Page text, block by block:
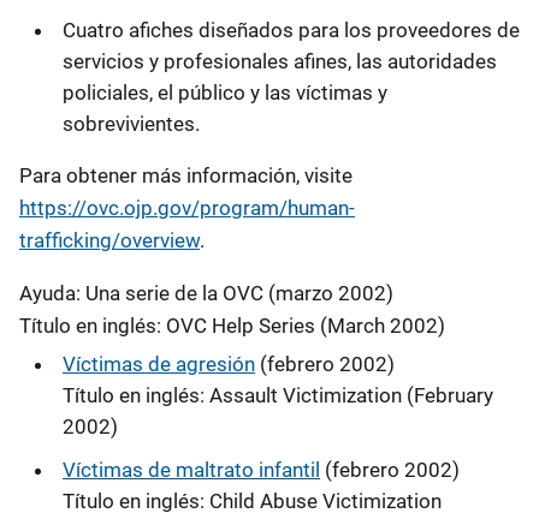
Cuatro afiches diseñados para los proveedores de
servicios y profesionales afines, las autoridades
policiales, el público y las víctimas y
sobrevivientes.
Para obtener más información, visite
https://ovc.ojp.gov/program/human-
trafficking/overview.
​​​​​Ayuda: Una serie de la OVC (marzo 2002)
Título en inglés: OVC Help Series (March 2002)
Víctimas de agresión (febrero 2002)
Título en inglés: Assault Victimization (February
2002)
Víctimas de maltrato infantil (febrero 2002)
Título en inglés: Child Abuse Victimization